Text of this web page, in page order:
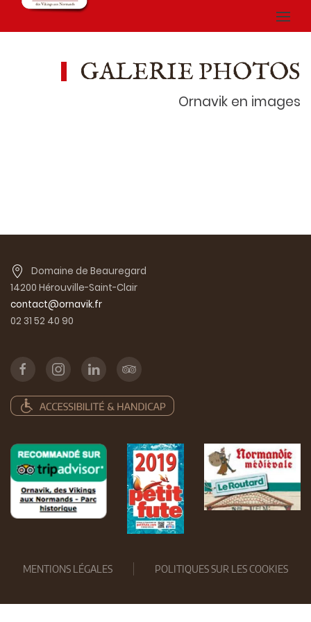
GALERIE PHOTOS
Ornavik en images
Domaine de Beauregard
14200 Hérouville-Saint-Clair
contact@ornavik.fr
02 31 52 40 90
MENTIONS LÉGALES POLITIQUES SUR LES COOKIES